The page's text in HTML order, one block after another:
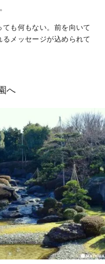
ても何もない。前を向いて
メッセージが込められて
へ